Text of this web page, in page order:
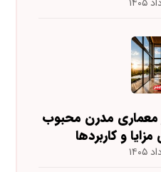
معماری مدرن محبوب
و کاربردها